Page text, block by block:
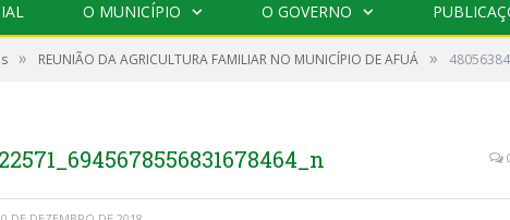
O MUNICÍPIO O GOVERNO
» REUNIÃO DA AGRICULTURA FAMILIAR NO MUNICÍPIO DE AFUÁ »